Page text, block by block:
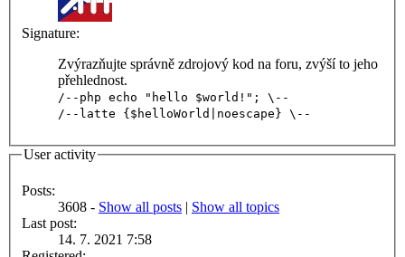
Signature:
Zvýrazňujte správně zdrojový kod na foru, zvýší to jeho
přehlednost.
/--php echo "hello $world!"; \--
/--latte {$helloWorld|noescape} \--
User activity
Posts:
3608 - Show all posts | Show all topics
Last post:
14. 7. 2021 7:58